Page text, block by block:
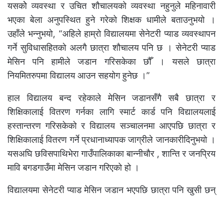
यसकोे व्यवस्था र उचित शौचालयको व्यवस्था नहुनुले महिनावारी
भएका बेला अनुपस्थित हुने गरेको शिक्षक धामीले बताउनुभयो ।
उहाँले भन्नुभयो, “अहिले हाम्रो विद्यालयमा सेनेटरी प्याड व्यवस्थापन
गर्ने सुविधासहितको अलगै छात्रा शौचालय पनि छ । सेनेटरी प्याड
मेसिन पनि हामीले जडान गरिसकेका छौँ । यसले छात्रा
नियमितरुपमा विद्यालय आउन सहयोग हुनेछ ।”
हाल विद्यालय बन्द रहेकाले मेसिन जडानसँगै सबै छात्रा र
शिक्षिकालाई वितरण गर्नका लागि स्मार्ट कार्ड पनि विद्यालयलाई
हस्तान्तरण गरिसकेको र विद्यालय सञ्चालनमा आएपछि छात्रा र
शिक्षिकालाई वितरण गर्ने प्रधानाध्यापक जाग्रीले जानकारीदिनुभयो ।
यसअघि छविसपाथिभेरा गाउँपालिकाका बान्नीचौर , शान्ति र जनप्रिय
मावि बगडगाउँमा मेसिन जडान गरिएको हो ।
विद्यालयमा सेनेटरी प्याड मेसिन जडान भएपछि छात्रा पनि खुसी छन्